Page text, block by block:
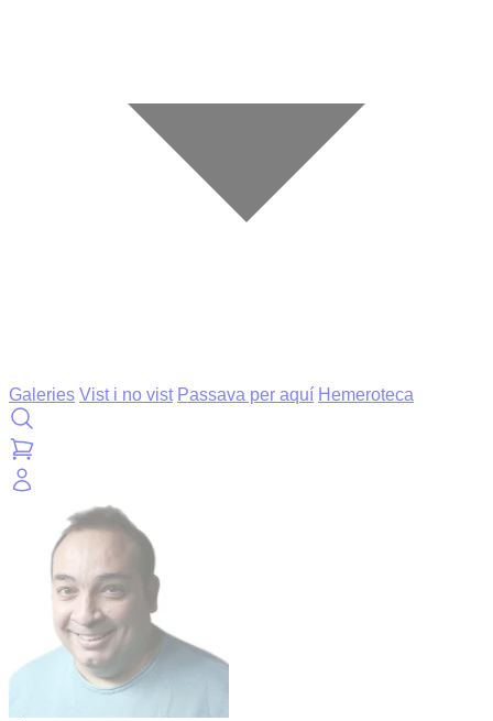
Galeries Vist i no vist Passava per aquí Hemeroteca